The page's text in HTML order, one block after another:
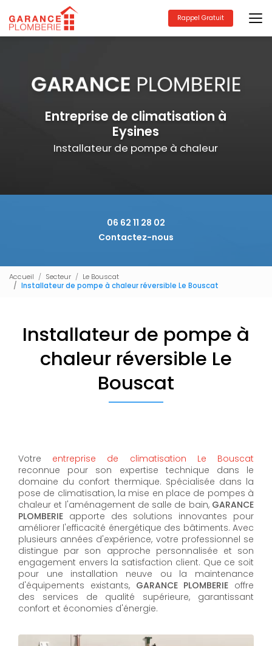
au
contenu
principal
Rappel Gratuit
Entreprise de climatisation à
Eysines
Installateur de pompe à chaleur
06 62 11 28 02
Contactez-nous
Accueil Secteur
Le Bouscat
Installateur de pompe à chaleur réversible Le Bouscat
Installateur de pompe à
chaleur réversible Le
Bouscat
Votre entreprise de climatisation Le Bouscat
reconnue pour son expertise technique dans le
domaine du confort thermique. Spécialisée dans la
pose de climatisation, la mise en place de pompes à
chaleur et l'aménagement de salle de bain, GARANCE
PLOMBERIE apporte des solutions innovantes pour
améliorer l'efficacité énergétique des bâtiments. Avec
plusieurs années d'expérience, votre professionnel se
distingue par son approche personnalisée et son
engagement envers la satisfaction client. Que ce soit
pour une installation neuve ou la maintenance
d'équipements existants, GARANCE PLOMBERIE offre
des services de qualité supérieure, garantissant
confort et économies d'énergie.